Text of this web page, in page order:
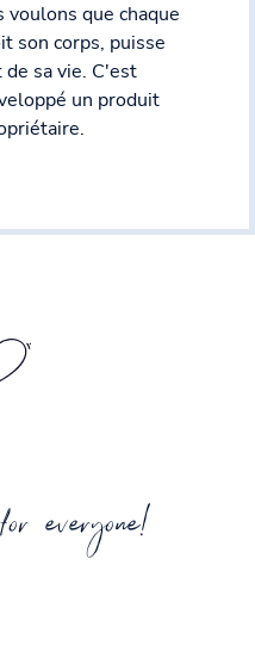
voulons que chaque
son corps, puisse
sa vie. C'est
un produit
everyone!